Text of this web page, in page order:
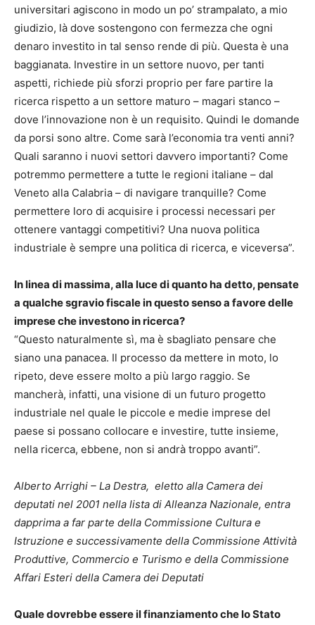
universitari agiscono in modo un po’ strampalato, a mio
giudizio, là dove sostengono con fermezza che ogni
denaro investito in tal senso rende di più. Questa è una
baggianata. Investire in un settore nuovo, per tanti
aspetti, richiede più sforzi proprio per fare partire la
ricerca rispetto a un settore maturo – magari stanco –
dove l’innovazione non è un requisito. Quindi le domande
da porsi sono altre. Come sarà l’economia tra venti anni?
Quali saranno i nuovi settori davvero importanti? Come
potremmo permettere a tutte le regioni italiane – dal
Veneto alla Calabria – di navigare tranquille? Come
permettere loro di acquisire i processi necessari per
ottenere vantaggi competitivi? Una nuova politica
industriale è sempre una politica di ricerca, e viceversa”.
In linea di massima, alla luce di quanto ha detto, pensate
a qualche sgravio fiscale in questo senso a favore delle
imprese che investono in ricerca?
“Questo naturalmente sì, ma è sbagliato pensare che
siano una panacea. Il processo da mettere in moto, lo
ripeto, deve essere molto a più largo raggio. Se
mancherà, infatti, una visione di un futuro progetto
industriale nel quale le piccole e medie imprese del
paese si possano collocare e investire, tutte insieme,
nella ricerca, ebbene, non si andrà troppo avanti”.
Alberto Arrighi – La Destra, eletto alla Camera dei
deputati nel 2001 nella lista di Alleanza Nazionale, entra
dapprima a far parte della Commissione Cultura e
Istruzione e successivamente della Commissione Attività
Produttive, Commercio e Turismo e della Commissione
Affari Esteri della Camera dei Deputati
Quale dovrebbe essere il finanziamento che lo Stato